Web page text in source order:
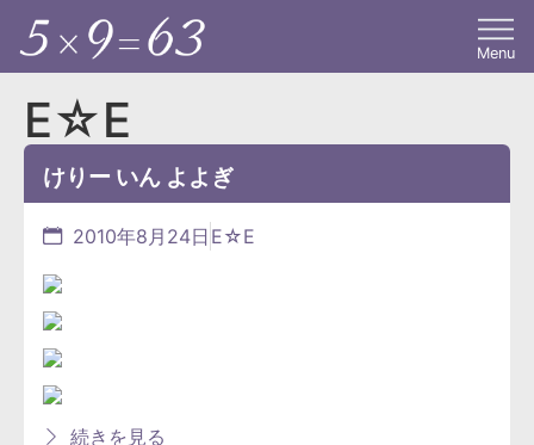
Menu
E☆E
けりー いん よよぎ
2010年8月24日 E☆E
続きを見る